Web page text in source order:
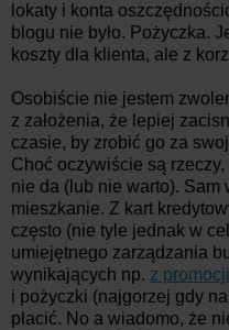
lokaty i konta
blogu nie było. Pożyczka.
koszty dla klienta, ale z
Osobiście nie jestem
z założenia, że lepiej
czasie, by zrobić go za
Choć oczywiście są
nie da (lub nie warto). Sam
mieszkanie. Z kart
często (nie tyle jednak w
umiejętnego zarządzania
wynikających np. z
i pożyczki (najgorzej gdy
płacić. No a wiadomo, że